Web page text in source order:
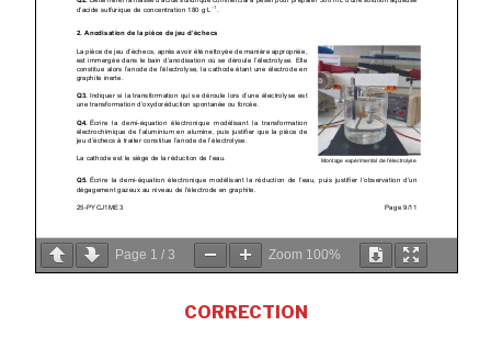
Page 1 / 3 Zoom 100%
CORRECTION